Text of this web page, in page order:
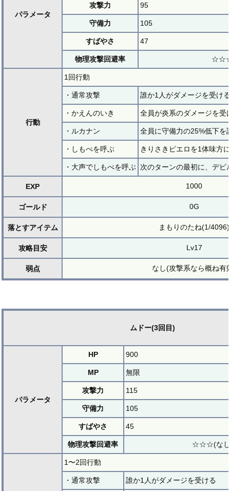
パラメータ
攻撃力 95
守備力 105
すばやさ 47
物理攻撃回避率
行動
1回行動
・通常攻撃 誰か1人がダメージを受ける
・かえんのいき 全員が炎系のダメージを受
・ルカナン 全員に守備力の25%低下を
・しもべを呼ぶ きりさきピエロを1体味方
・大声でしもべを呼ぶ 次のターンの最初に、デビ
EXP 1000
ゴールド 0G
落とすアイテム まもりのたね(1/4096)
攻略目安 Lv17
弱点 なし(攻撃系なら概ね有
ムドー(3回目)
パラメータ
HP 900
MP 無限
攻撃力 115
守備力 105
すばやさ 45
物理攻撃回避率 ☆☆☆(な
1〜2回行動
・通常攻撃 誰か1人がダメージを受ける